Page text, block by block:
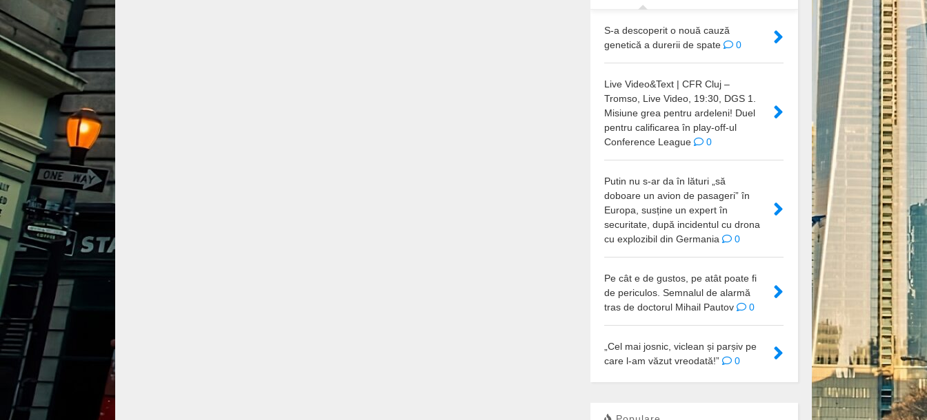
S-a descoperit o nouă cauză
genetică a durerii de spate
0
Live Video&Text | CFR Cluj –
Tromso, Live Video, 19:30, DGS 1.
Misiune grea pentru ardeleni! Duel
pentru calificarea în play-off-ul
Conference League
0
Putin nu s-ar da în lături „să
doboare un avion de pasageri” în
Europa, susține un expert în
securitate, după incidentul cu drona
cu explozibil din Germania
0
Pe cât e de gustos, pe atât poate fi
de periculos. Semnalul de alarmă
tras de doctorul Mihail Pautov
0
„Cel mai josnic, viclean și parșiv pe
care l-am văzut vreodată!”
0